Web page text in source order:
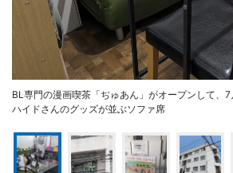
BL専門の漫画喫茶「ぢゅあん」がオープンして、7
ハイドさんのグッズが並ぶソファ席